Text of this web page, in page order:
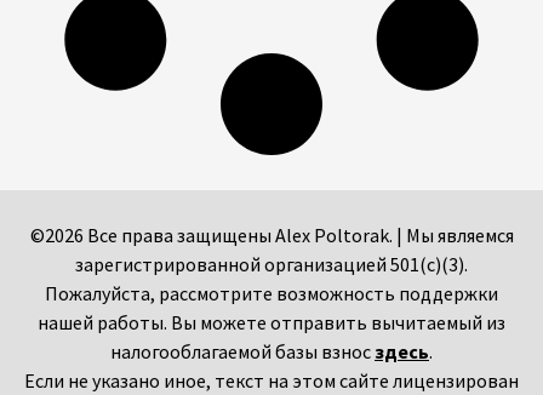
©2026 Все права защищены Alex Poltorak. | Мы являемся
зарегистрированной организацией 501(c)(3).
Пожалуйста, рассмотрите возможность поддержки
нашей работы. Вы можете отправить вычитаемый из
налогооблагаемой базы взнос здесь.
Если не указано иное, текст на этом сайте лицензирован